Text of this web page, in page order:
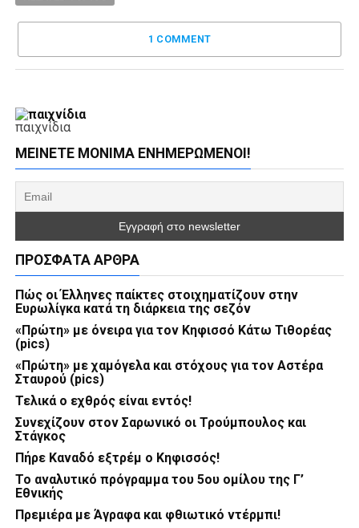
1 COMMENT
παιχνίδια
ΜΕΊΝΕΤΕ ΜΌΝΙΜΑ ΕΝΗΜΕΡΏΜΕΝΟΙ!
ΠΡΌΣΦΑΤΑ ΆΡΘΡΑ
Πώς οι Έλληνες παίκτες στοιχηματίζουν στην
Ευρωλίγκα κατά τη διάρκεια της σεζόν
«Πρώτη» με όνειρα για τον Κηφισσό Κάτω Τιθορέας
(pics)
«Πρώτη» με χαμόγελα και στόχους για τον Αστέρα
Σταυρού (pics)
Τελικά ο εχθρός είναι εντός!
Συνεχίζουν στον Σαρωνικό οι Τρούμπουλος και
Στάγκος
Πήρε Καναδό εξτρέμ ο Κηφισσός!
Το αναλυτικό πρόγραμμα του 5ου ομίλου της Γ’
Εθνικής
Πρεμιέρα με Άγραφα και φθιωτικό ντέρμπι!